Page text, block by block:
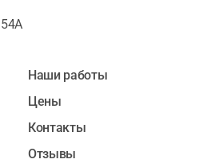
Наши работы
Цены
Контакты
Отзывы